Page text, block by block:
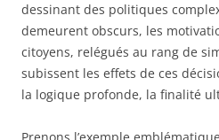
dessinant des politiques
demeurent obscurs, les
citoyens, relégués au rang de
subissent les effets de ces
la logique profonde, la finalité